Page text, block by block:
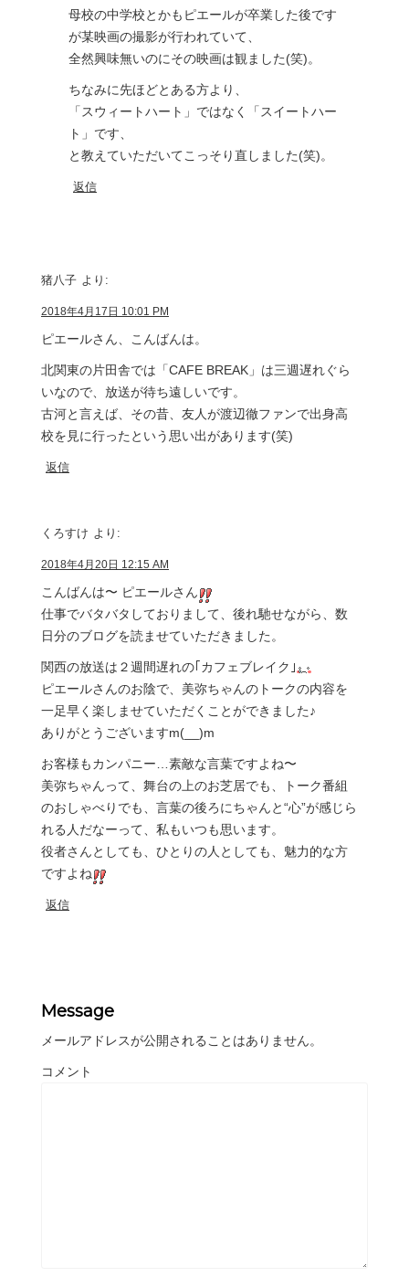
母校の中学校とかもピエールが卒業した後です
が某映画の撮影が行われていて、
全然興味無いのにその映画は観ました(笑)。
ちなみに先ほどとある方より、
「スウィートハート」ではなく「スイートハー
ト」です、
と教えていただいてこっそり直しました(笑)。
返信
猪八子 より:
2018年4月17日 10:01 PM
ピエールさん、こんばんは。
北関東の片田舎では「CAFE BREAK」は三週遅れぐら
いなので、放送が待ち遠しいです。
古河と言えば、その昔、友人が渡辺徹ファンで出身高
校を見に行ったという思い出があります(笑)
返信
くろすけ より:
2018年4月20日 12:15 AM
こんばんは〜 ピエールさん
仕事でバタバタしておりまして、後れ馳せながら、数
日分のブログを読ませていただきました。
関西の放送は２週間遅れの｢カフェブレイク｣
ピエールさんのお陰で、美弥ちゃんのトークの内容を
一足早く楽しませていただくことができました♪
ありがとうございますm(__)m
お客様もカンパニー…素敵な言葉ですよね〜
美弥ちゃんって、舞台の上のお芝居でも、トーク番組
のおしゃべりでも、言葉の後ろにちゃんと“心”が感じら
れる人だなーって、私もいつも思います。
役者さんとしても、ひとりの人としても、魅力的な方
ですよね
返信
Message
メールアドレスが公開されることはありません。
コメント